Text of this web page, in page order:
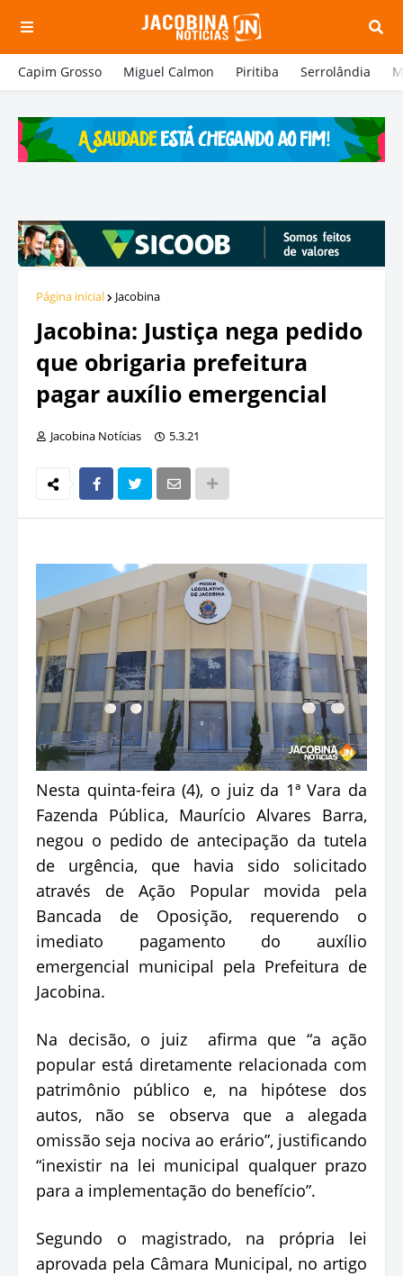
Capim Grosso Miguel Calmon Piritiba Serrolândia
Página inicial Jacobina
Jacobina: Justiça nega pedido
que obrigaria prefeitura
pagar auxílio emergencial
Jacobina Notícias 5.3.21
Nesta quinta-feira (4), o juiz da 1ª Vara da
Fazenda Pública, Maurício Alvares Barra,
negou o pedido de antecipação da tutela
de urgência, que havia sido solicitado
através de Ação Popular movida pela
Bancada de Oposição, requerendo o
imediato pagamento do auxílio
emergencial municipal pela Prefeitura de
Jacobina.
Na decisão, o juiz afirma que “a ação
popular está diretamente relacionada com
patrimônio público e, na hipótese dos
autos, não se observa que a alegada
omissão seja nociva ao erário”, justificando
“inexistir na lei municipal qualquer prazo
para a implementação do benefício”.
Segundo o magistrado, na própria lei
aprovada pela Câmara Municipal, no artigo